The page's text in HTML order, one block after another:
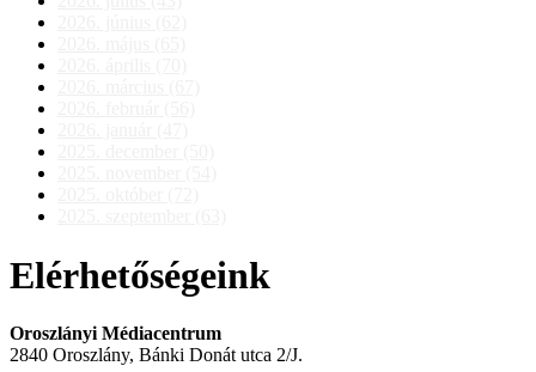
Elérhetőségeink
Oroszlányi Médiacentrum
2840 Oroszlány, Bánki Donát utca 2/J.